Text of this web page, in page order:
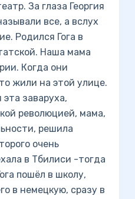
За глаза Георгия
все, а вслух
Родился Гога в
Наша мама
Когда они
жили на этой улице.
эта заваруха,
революцией, мама,
решила
очень
в Тбилиси -тогда
пошёл в школу,
в немецкую, сразу в